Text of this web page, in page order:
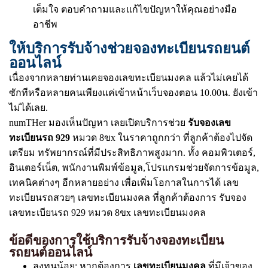
เต็มใจ ตอบคำถามและแก้ไขปัญหาให้คุณอย่างมือ
อาชีพ
ให้บริการรับจ้างช่วยจองทะเบียนรถยนต์
ออนไลน์
เนื่องจากหลายท่านเคยจองเลขทะเบียนมงคล แล้วไม่เคยได้
ซักทีหรือหลายคนเพียงแค่เข้าหน้าเว็บจองตอน 10.00น. ยังเข้า
ไม่ได้เลย.
numTHer มองเห็นปัญหา เลยเปิดบริการช่วย รับจองเลข
ทะเบียนรถ 929 หมวด 8ขx ในราคาถูกกว่า ที่ลูกค้าต้องไปจัด
เตรียม ทรัพยากรณ์ที่มีประสิทธิภาพสูงมาก. ทั้ง คอมพิวเตอร์,
อินเตอร์เน็ต, พนักงานพิมพ์ข้อมูล,โปรแกรมช่วยจัดการข้อมูล,
เทคนิคต่างๆ อีกหลายอย่าง เพื่อเพิ่มโอกาสในการได้ เลข
ทะเบียนรถสวยๆ เลขทะเบียนมงคล ที่ลูกค้าต้องการ รับจอง
เลขทะเบียนรถ 929 หมวด 8ขx เลขทะเบียนมงคล
ข้อดีของการใช้บริการรับจ้างจองทะเบียน
รถยนต์ออนไลน์
ลงทุนน้อย: หากต้องการ เลขทะเบียนมงคล ที่มีเจ้าของ